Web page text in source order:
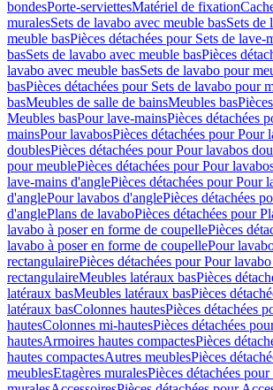
bondesPorte-serviettesMatériel de fixation
muralesSets de lavabo avec meuble basSets de
meuble basPièces détachées pour Sets de lave-
basSets de lavabo avec meuble basPièces
lavabo avec meuble basSets de lavabo pour
basPièces détachées pour Sets de lavabo pour
basMeubles de salle de bainsMeubles bas
Meubles basPour lave-mainsPièces détachées
mainsPour lavabosPièces détachées pour Pour
doublesPièces détachées pour Pour lavabos
pour meublePièces détachées pour Pour
lave-mains d'anglePièces détachées pour Pour
d'anglePour lavabos d'anglePièces détachées
d'anglePlans de lavaboPièces détachées pour
lavabo à poser en forme de coupellePièces
lavabo à poser en forme de coupellePour
rectangulairePièces détachées pour Pour
rectangulaireMeubles latéraux basPièces
latéraux basMeubles latéraux basPièces
latéraux basColonnes hautesPièces détachées
hautesColonnes mi-hautesPièces détachées
hautesArmoires hautes compactesPièces
hautes compactesAutres meublesPièces
meublesEtagères muralesPièces détachées pour